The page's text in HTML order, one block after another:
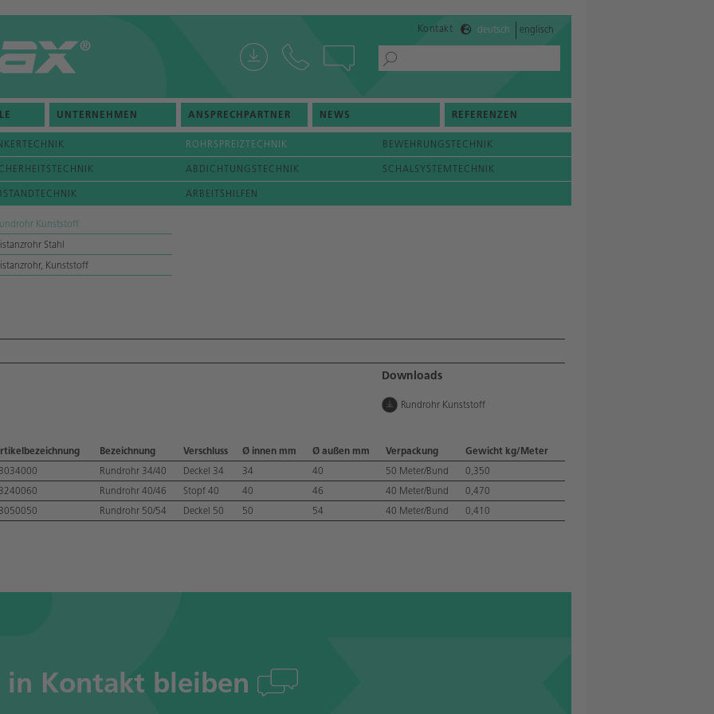
Kontakt deutsch englisch
UNTERNEHMEN ANSPRECHPARTNER NEWS REFERENZEN
ROHRSPREIZTECHNIK BEWEHRUNGSTECHNIK
ABDICHTUNGSTECHNIK SCHALSYSTEMTECHNIK
ARBEITSHILFEN
Kunststoff
Stahl
Kunststoff
Downloads
Rundrohr Kunststoff
Bezeichnung Verschluss Ø innen mm Ø außen mm Verpackung Gewicht kg/Meter
Rundrohr 34/40 Deckel 34 34 40 50 Meter/Bund 0,350
Rundrohr 40/46 Stopf 40 40 46 40 Meter/Bund 0,470
Rundrohr 50/54 Deckel 50 50 54 40 Meter/Bund 0,410
in Kontakt bleiben